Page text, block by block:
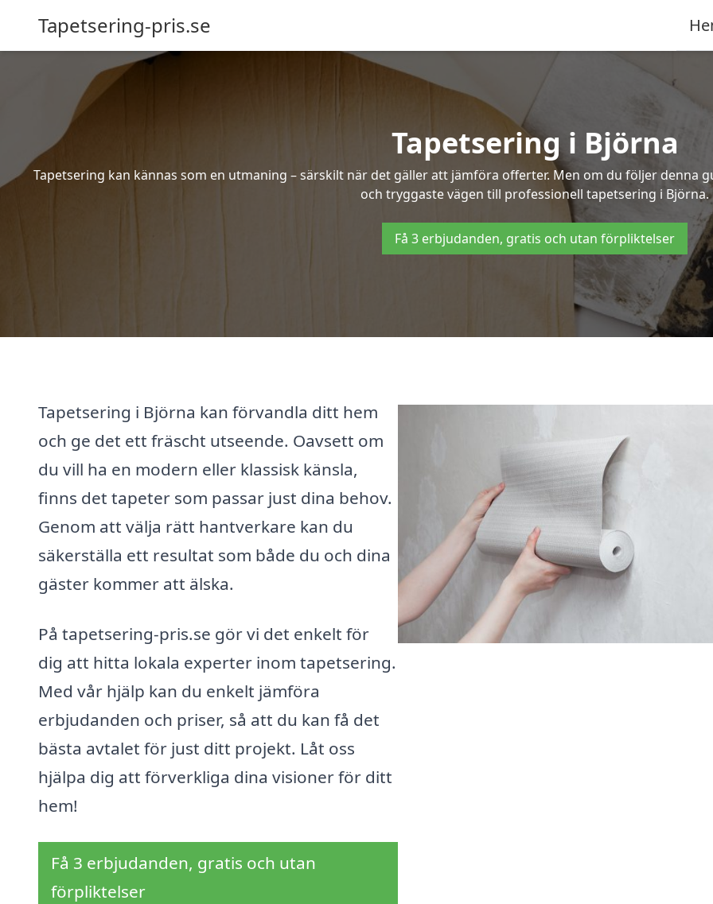
Tapetsering-pris.se
Tapetsering i Björna
Tapetsering kan kännas som en utmaning – särskilt när det gäller att jämföra offerter. Men om du följer denna
och tryggaste vägen till professionell tapetsering i Björna.
Få 3 erbjudanden, gratis och utan förpliktelser
Tapetsering i Björna kan förvandla ditt hem
och ge det ett fräscht utseende. Oavsett om
du vill ha en modern eller klassisk känsla,
finns det tapeter som passar just dina behov.
Genom att välja rätt hantverkare kan du
säkerställa ett resultat som både du och dina
gäster kommer att älska.
På tapetsering-pris.se gör vi det enkelt för
dig att hitta lokala experter inom tapetsering.
Med vår hjälp kan du enkelt jämföra
erbjudanden och priser, så att du kan få det
bästa avtalet för just ditt projekt. Låt oss
hjälpa dig att förverkliga dina visioner för ditt
hem!
Få 3 erbjudanden, gratis och utan
förpliktelser